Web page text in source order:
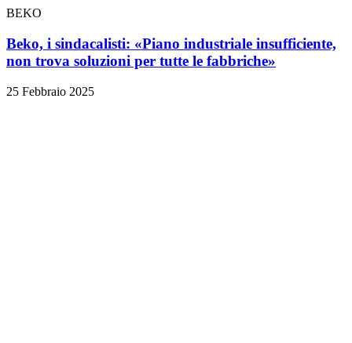
BEKO
Beko, i sindacalisti: «Piano industriale insufficiente,
non trova soluzioni per tutte le fabbriche»
25 Febbraio 2025